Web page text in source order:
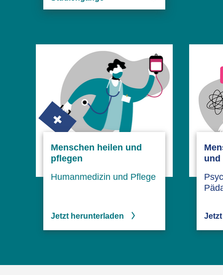
Menschen heilen und
pflegen
Humanmedizin und Pflege
Jetzt herunterladen
und